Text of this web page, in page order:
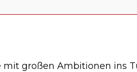
mit großen Ambitionen ins